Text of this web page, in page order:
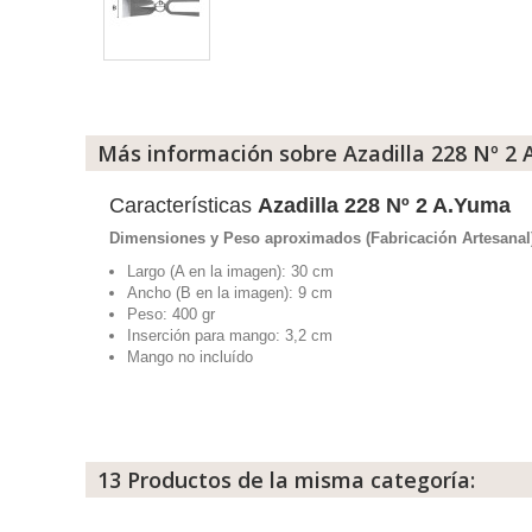
Más información sobre Azadilla 228 Nº 2
Características Azadilla 228 Nº 2 A.Yuma
Dimensiones y Peso aproximados (Fabricación
Largo (A en la imagen): 30 cm
Ancho (B en la imagen): 9 cm
Peso: 400 gr
Inserción para mango: 3,2 cm
Mango no incluído
13 Productos de la misma categoría: